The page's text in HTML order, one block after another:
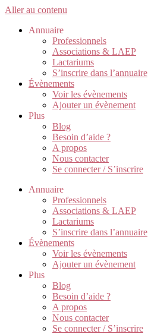
Aller au contenu
Annuaire
Professionnels
Associations & LAEP
Lactariums
S’inscrire dans l’annuaire
Évènements
Voir les évènements
Ajouter un évènement
Plus
Blog
Besoin d’aide ?
A propos
Nous contacter
Se connecter / S’inscrire
Annuaire
Professionnels
Associations & LAEP
Lactariums
S’inscrire dans l’annuaire
Évènements
Voir les évènements
Ajouter un évènement
Plus
Blog
Besoin d’aide ?
A propos
Nous contacter
Se connecter / S’inscrire